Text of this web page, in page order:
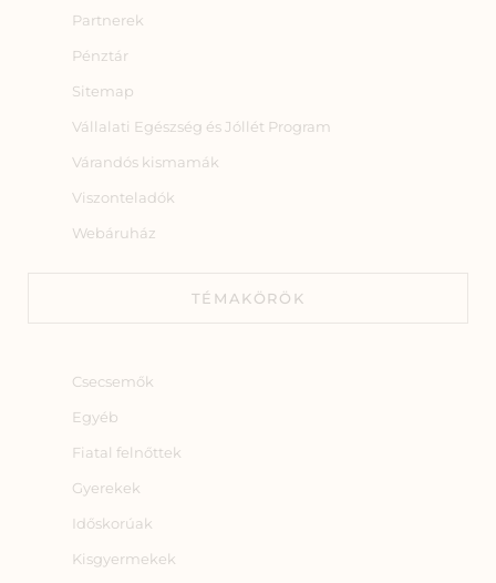
Partnerek
Pénztár
Sitemap
Vállalati Egészség és Jóllét Program
Várandós kismamák
Viszonteladók
Webáruház
TÉMAKÖRÖK
Csecsemők
Egyéb
Fiatal felnőttek
Gyerekek
Időskorúak
Kisgyermekek